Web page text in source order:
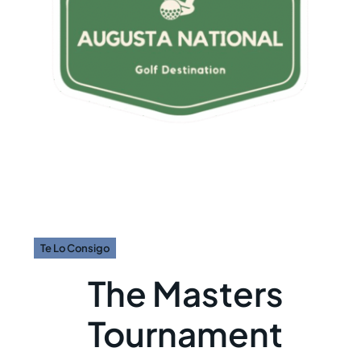
Te Lo Consigo
The Masters
Tournament